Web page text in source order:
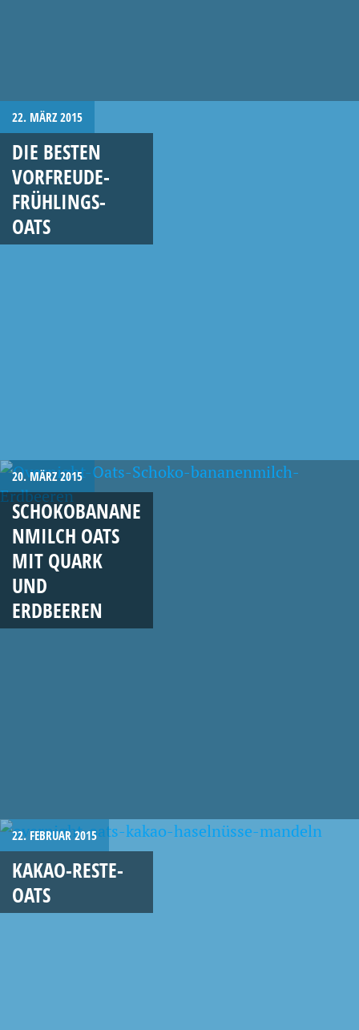
22. MÄRZ 2015
DIE BESTEN
VORFREUDE-
FRÜHLINGS-
OATS
20. MÄRZ 2015
SCHOKOBANANE
NMILCH OATS
MIT QUARK
UND
ERDBEEREN
22. FEBRUAR 2015
KAKAO-RESTE-
OATS